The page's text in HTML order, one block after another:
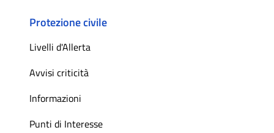
Protezione civile
Livelli d'Allerta
Avvisi criticità
Informazioni
Punti di Interesse